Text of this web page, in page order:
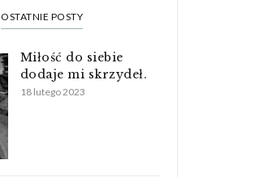
OSTATNIE POSTY
Miłość do siebie
dodaje mi skrzydeł.
18 lutego 2023